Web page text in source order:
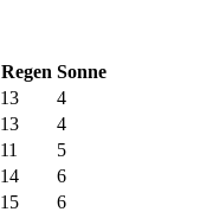
Regen Sonne
13
4
13
4
11
5
14
6
15 6